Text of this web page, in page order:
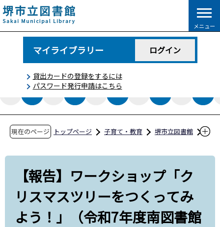
こ
の
ペ
で
メニュー
マイライブラリー ログイン
貸出カードの登録をするには
パスワード発行申請はこちら
現在のページ トップページ 子育て・教育
堺市立図書館
つくってみよう！」（令和7年度南図書館おた
のしみフェア）【南図書館】
【報告】ワークショップ「ク
リスマスツリーをつくってみ
よう！」（令和7年度南図書館